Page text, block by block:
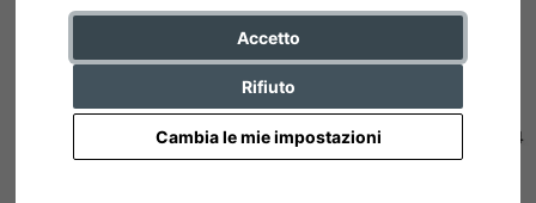
Accetto
Rifiuto
Cambia le mie impostazioni